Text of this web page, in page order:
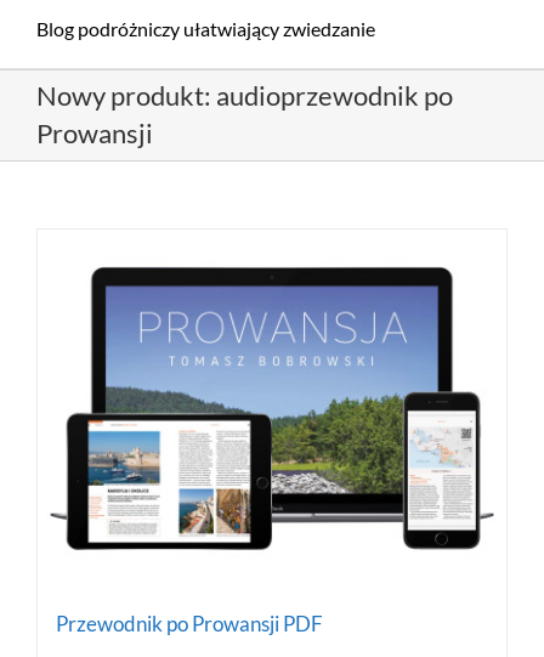
Blog podróżniczy ułatwiający zwiedzanie
Nowy produkt: audioprzewodnik po
Prowansji
Przewodnik po Prowansji PDF